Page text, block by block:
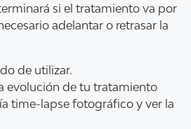
si el tratamiento va por
adelantar o retrasar la
de utilizar.
evolución de tu tratamiento
time-lapse fotográfico y ver la